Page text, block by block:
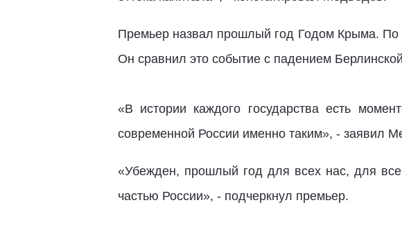
Премьер назвал прошлый год Годом Крыма. По
Он сравнил это событие с падением
«В истории каждого государства есть
современной России именно таким», - заявил
«Убежден, прошлый год для всех нас, для
частью России», - подчеркнул премьер.